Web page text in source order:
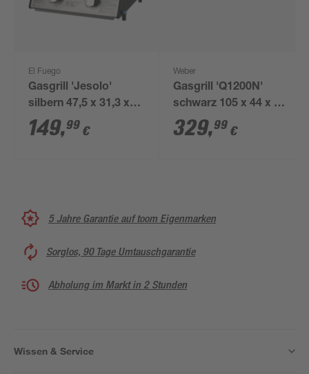
El Fuego
Gasgrill 'Jesolo'
silbern 47,5 x 31,3 x
43,2 cm
149,99 €
Weber
Gasgrill 'Q1200N'
schwarz 105 x 44 x 38
cm
329,99 €
5 Jahre Garantie auf toom Eigenmarken
Sorglos, 90 Tage Umtauschgarantie
Abholung im Markt in 2 Stunden
Wissen & Service